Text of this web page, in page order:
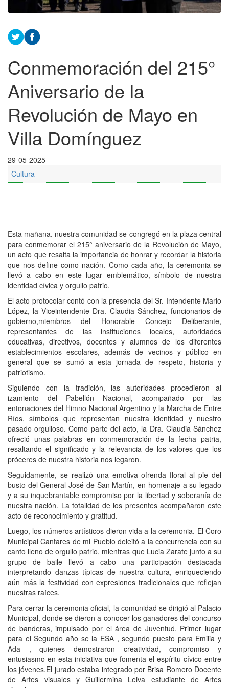
Conmemoración del 215°
Aniversario de la
Revolución de Mayo en
Villa Domínguez
29-05-2025
Cultura
Esta mañana, nuestra comunidad se congregó en la plaza central
para conmemorar el 215° aniversario de la Revolución de Mayo,
un acto que resalta la importancia de honrar y recordar la historia
que nos define como nación. Como cada año, la ceremonia se
llevó a cabo en este lugar emblemático, símbolo de nuestra
identidad cívica y orgullo patrio.
El acto protocolar contó con la presencia del Sr. Intendente Mario
López, la Viceintendente Dra. Claudia Sánchez, funcionarios de
gobierno,miembros del Honorable Concejo Deliberante,
representantes de las instituciones locales, autoridades
educativas, directivos, docentes y alumnos de los diferentes
establecimientos escolares, además de vecinos y público en
general que se sumó a esta jornada de respeto, historia y
patriotismo.
Siguiendo con la tradición, las autoridades procedieron al
izamiento del Pabellón Nacional, acompañado por las
entonaciones del Himno Nacional Argentino y la Marcha de Entre
Ríos, símbolos que representan nuestra identidad y nuestro
pasado orgulloso. Como parte del acto, la Dra. Claudia Sánchez
ofreció unas palabras en conmemoración de la fecha patria,
resaltando el significado y la relevancia de los valores que los
próceres de nuestra historia nos legaron.
Seguidamente, se realizó una emotiva ofrenda floral al pie del
busto del General José de San Martín, en homenaje a su legado
y a su inquebrantable compromiso por la libertad y soberanía de
nuestra nación. La totalidad de los presentes acompañaron este
acto de reconocimiento y gratitud.
Luego, los números artísticos dieron vida a la ceremonia. El Coro
Municipal Cantares de mi Pueblo deleitó a la concurrencia con su
canto lleno de orgullo patrio, mientras que Lucia Zarate junto a su
grupo de baile llevó a cabo una participación destacada
interpretando danzas típicas de nuestra cultura, enriqueciendo
aún más la festividad con expresiones tradicionales que reflejan
nuestras raíces.
Para cerrar la ceremonia oficial, la comunidad se dirigió al Palacio
Municipal, donde se dieron a conocer los ganadores del concurso
de banderas, impulsado por el área de Juventud. Primer lugar
para el Segundo año se la ESA , segundo puesto para Emilia y
Ada , quienes demostraron creatividad, compromiso y
entusiasmo en esta iniciativa que fomenta el espíritu cívico entre
los jóvenes.El jurado estaba integrado por Brisa Romero Docente
de Artes visuales y Guillermina Leiva estudiante de Artes